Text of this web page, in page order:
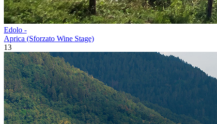
Edolo -
Aprica (Sforzato Wine Stage)
13